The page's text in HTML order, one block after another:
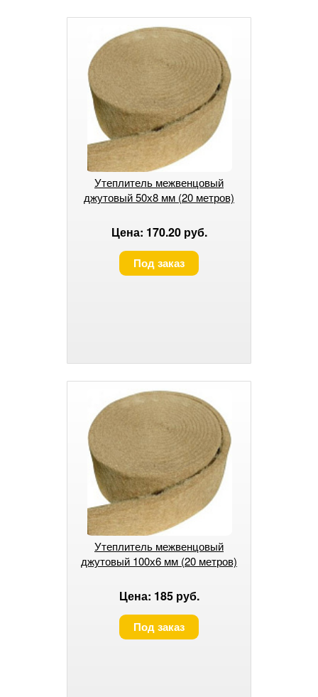
Утеплитель межвенцовый
джутовый 50х8 мм (20 метров)
Цена: 170.20 руб.
Под заказ
Утеплитель межвенцовый
джутовый 100х6 мм (20 метров)
Цена: 185 руб.
Под заказ